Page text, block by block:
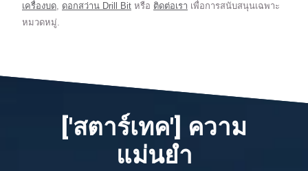
เครื่องบด, ดอกสว่าน Drill Bit หรือ ติดต่อเรา เพื่อการสนับสนุนเฉพาะ
หมวดหมู่.
['สตาร์เทค'] ความ
แม่นยำ